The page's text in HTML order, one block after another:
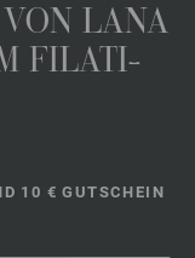
LANA
FILATI-
10 € GUTSCHEIN